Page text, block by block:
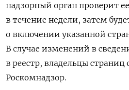
надзорный орган проверит
в течение недели, затем
о включении указанной
В случае изменений в
в реестр, владельцы
Роскомнадзор.